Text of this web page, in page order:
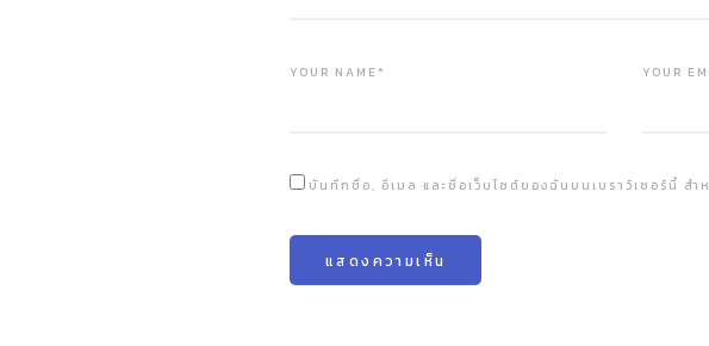
YOUR NAME* YOUR
บันทึกชื่อ, อีเมล และชื่อเว็บไซต์ของฉันบนเบราว์เซอร์นี้ สำ